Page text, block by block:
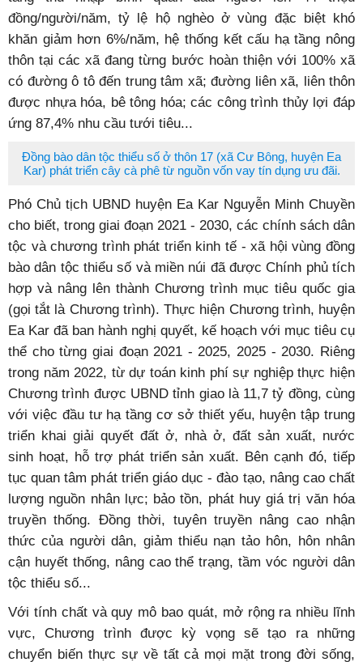
đồng/người/năm, tỷ lệ hộ nghèo ở vùng đặc biệt khó
khăn giảm hơn 6%/năm, hệ thống kết cấu hạ tầng nông
thôn tại các xã đang từng bước hoàn thiện với 100% xã
có đường ô tô đến trung tâm xã; đường liên xã, liên thôn
được nhựa hóa, bê tông hóa; các công trình thủy lợi đáp
ứng 87,4% nhu cầu tưới tiêu...
Đồng bào dân tộc thiểu số ở thôn 17 (xã Cư Bông, huyện Ea
Kar) phát triển cây cà phê từ nguồn vốn vay tín dụng ưu đãi.
Phó Chủ tịch UBND huyện Ea Kar Nguyễn Minh Chuyền
cho biết, trong giai đoạn 2021 - 2030, các chính sách dân
tộc và chương trình phát triển kinh tế - xã hội vùng đồng
bào dân tộc thiểu số và miền núi đã được Chính phủ tích
hợp và nâng lên thành Chương trình mục tiêu quốc gia
(gọi tắt là Chương trình). Thực hiện Chương trình, huyện
Ea Kar đã ban hành nghị quyết, kế hoạch với mục tiêu cụ
thể cho từng giai đoạn 2021 - 2025, 2025 - 2030. Riêng
trong năm 2022, từ dự toán kinh phí sự nghiệp thực hiện
Chương trình được UBND tỉnh giao là 11,7 tỷ đồng, cùng
với việc đầu tư hạ tầng cơ sở thiết yếu, huyện tập trung
triển khai giải quyết đất ở, nhà ở, đất sản xuất, nước
sinh hoạt, hỗ trợ phát triển sản xuất. Bên cạnh đó, tiếp
tục quan tâm phát triển giáo dục - đào tạo, nâng cao chất
lượng nguồn nhân lực; bảo tồn, phát huy giá trị văn hóa
truyền thống. Đồng thời, tuyên truyền nâng cao nhận
thức của người dân, giảm thiểu nạn tảo hôn, hôn nhân
cận huyết thống, nâng cao thể trạng, tầm vóc người dân
tộc thiểu số...
Với tính chất và quy mô bao quát, mở rộng ra nhiều lĩnh
vực, Chương trình được kỳ vọng sẽ tạo ra những
chuyển biến thực sự về tất cả mọi mặt trong đời sống,